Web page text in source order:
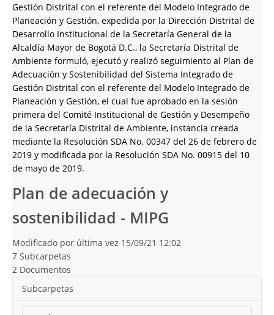
Gestión Distrital con el referente del Modelo Integrado de
Planeación y Gestión, expedida por la Dirección Distrital de
Desarrollo Institucional de la Secretaría General de la
Alcaldía Mayor de Bogotá D.C., la Secretaría Distrital de
Ambiente formuló, ejecutó y realizó seguimiento al Plan de
Adecuación y Sostenibilidad del Sistema Integrado de
Gestión Distrital con el referente del Modelo Integrado de
Planeación y Gestión, el cual fue aprobado en la sesión
primera del Comité Institucional de Gestión y Desempeño
de la Secretaría Distrital de Ambiente, instancia creada
mediante la Resolución SDA No. 00347 del 26 de febrero de
2019 y modificada por la Resolución SDA No. 00915 del 10
de mayo de 2019.
Plan de adecuación y
sostenibilidad - MIPG
Modificado por última vez 15/09/21 12:02
7 Subcarpetas
2 Documentos
Subcarpetas